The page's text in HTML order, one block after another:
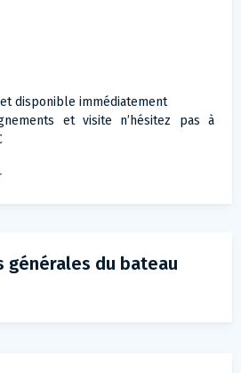
disponible immédiatement
et visite n’hésitez pas à
générales du bateau